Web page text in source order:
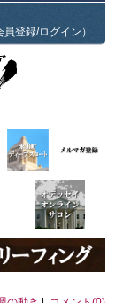
登録/ログイン）